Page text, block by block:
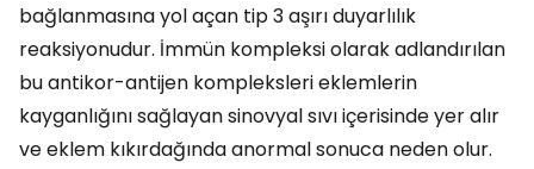
bağlanmasına yol açan tip 3 aşırı duyarlılık
reaksiyonudur. İmmün kompleksi olarak adlandırılan
bu antikor-antijen kompleksleri eklemlerin
kayganlığını sağlayan sinovyal sıvı içerisinde yer alır
ve eklem kıkırdağında anormal sonuca neden olur.